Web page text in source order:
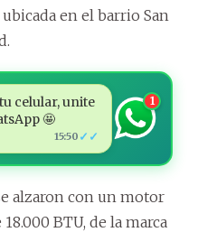
ubicada en el barrio San
celular, unite
🤩
15:50 ✓✓
1
alzaron con un motor
BTU, de la marca